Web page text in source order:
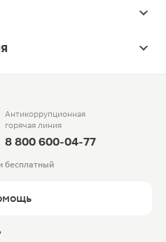
Антикоррупционная
горячая линия
8 800 600-04-77
бесплатный